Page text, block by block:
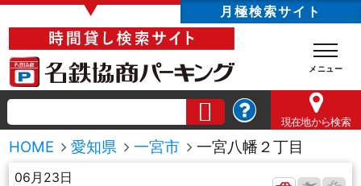
▼ 月極検索サイト
現在地から検索
HOME 愛知県 一宮市 一宮八幡２丁目
06月23日